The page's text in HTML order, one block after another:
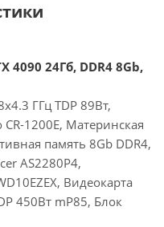
4090 24Гб, DDR4 8Gb,
ГГц TDP 89Вт,
1200E, Материнская
память 8Gb DDR4,
AS2280P4,
Видеокарта
450Вт mP85, Блок